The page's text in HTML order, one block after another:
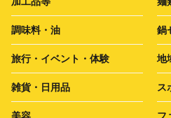
調味料・油 鍋
旅行・イベント・体験 地
雑貨・日用品 ス